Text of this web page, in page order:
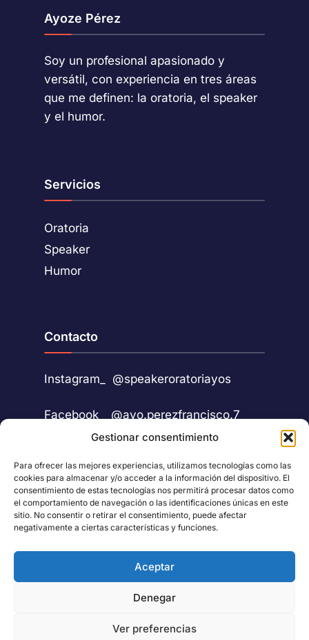
Gestionar consentimiento
Para ofrecer las mejores experiencias, utilizamos tecnologías como las
cookies para almacenar y/o acceder a la información del dispositivo. El
consentimiento de estas tecnologías nos permitirá procesar datos como
el comportamiento de navegación o las identificaciones únicas en este
sitio. No consentir o retirar el consentimiento, puede afectar
negativamente a ciertas características y funciones.
Aceptar
Denegar
Ver preferencias
Ayoze Pérez
Soy un profesional apasionado y
versátil, con experiencia en tres áreas
que me definen: la oratoria, el speaker
y el humor.
Servicios
Oratoria
Speaker
Humor
Contacto
Instagram_ @speakeroratoriayos
Facebook_ @ayo.perezfrancisco.7
POLÍTICA DE COOKIES (UE)